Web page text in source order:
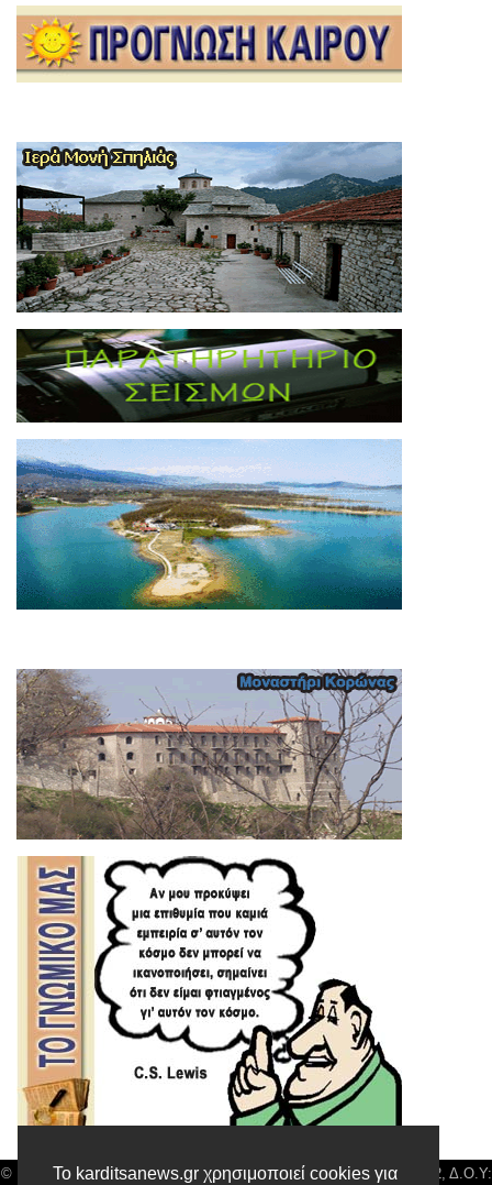
Το karditsanews.gr χρησιμοποιεί cookies για
© Karditsa News | Διακριτικός Τίτλος: Orion Media, ΑΦΜ: 043750542, Δ.Ο.Υ: